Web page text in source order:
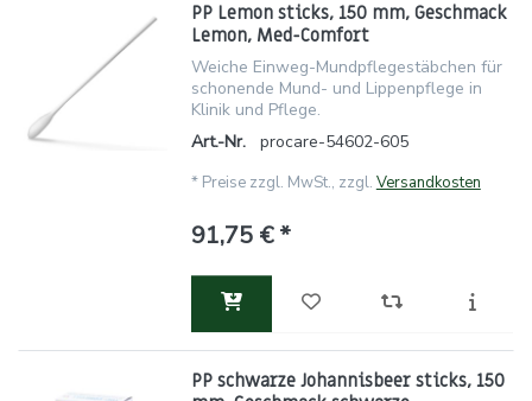
PP Lemon sticks, 150 mm, Geschmack
Lemon, Med-Comfort
Weiche Einweg-Mundpflegestäbchen für
schonende Mund- und Lippenpflege in
Klinik und Pflege.
Art.-Nr.
procare-54602-605
* Preise zzgl. MwSt., zzgl. Versandkosten
91,75 € *
PP schwarze Johannisbeer sticks, 150